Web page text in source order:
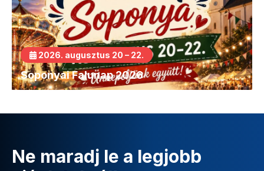
2026. augusztus 20 – 22.
Soponyai Falunap 2026
Ne maradj le a legjobb